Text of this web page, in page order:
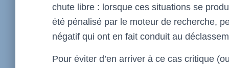
chute libre : lorsque ces situations se
été pénalisé par le moteur de recherche,
négatif qui ont en fait conduit au
Pour éviter d’en arriver à ce cas critique